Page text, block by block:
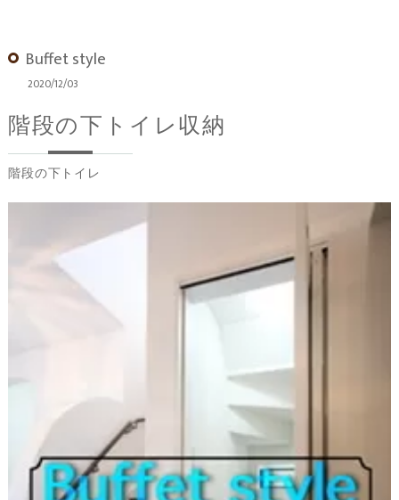
Buffet style
2020/12/03
階段の下トイレ
階段の下トイレ収納